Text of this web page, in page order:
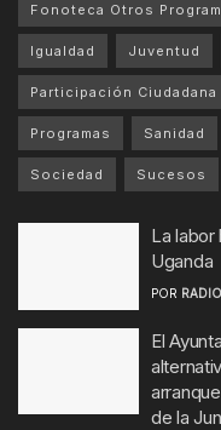
Fonoteca Otros
Igualdad Juventud
Participación Ciudadana
Programas Sanidad
Sociedad Sucesos
La labor
Uganda
POR
El
de la